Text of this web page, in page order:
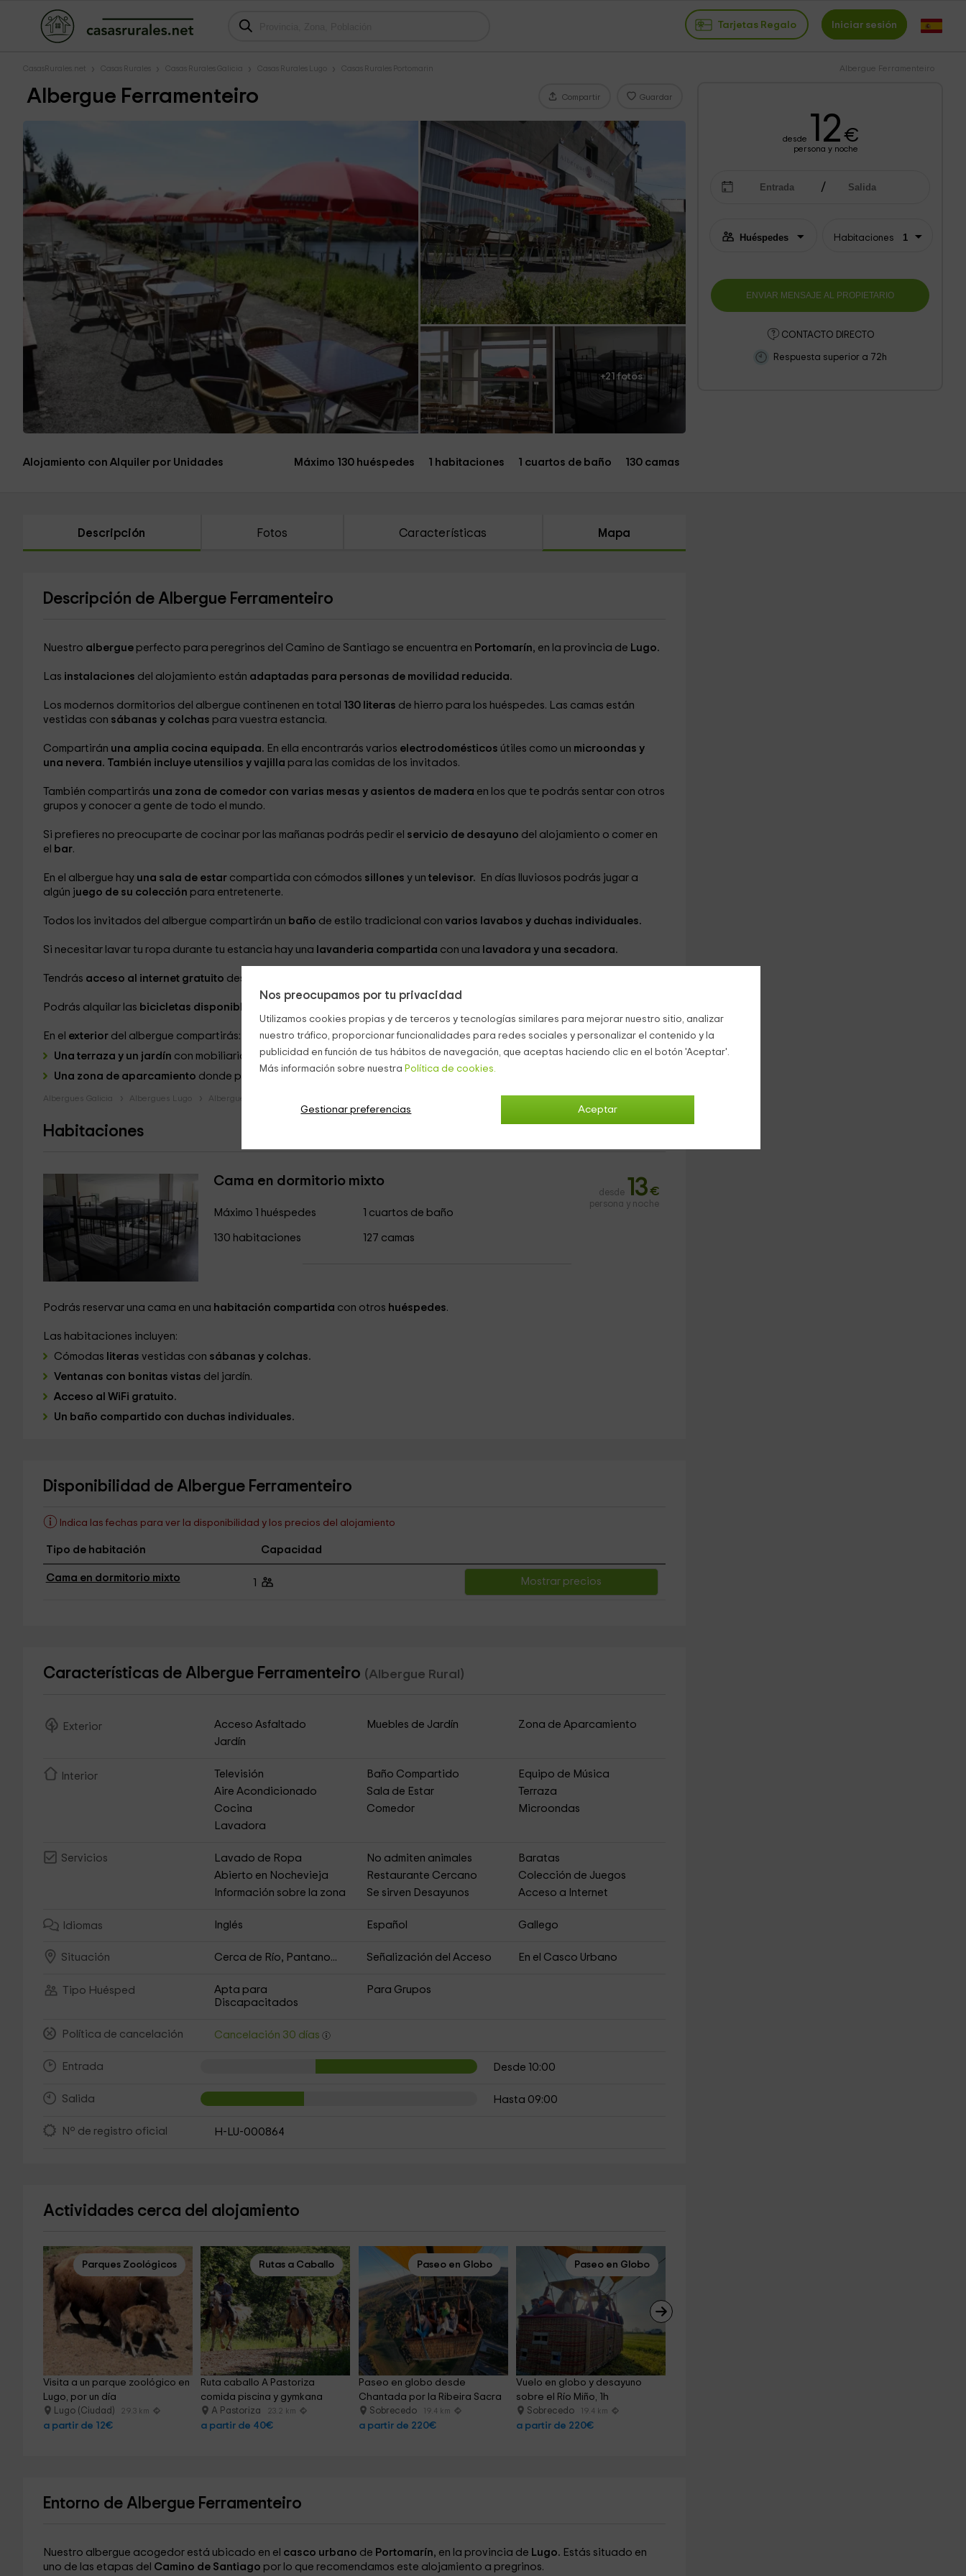
Nos preocupamos por tu privacidad
Utilizamos cookies propias y de terceros y tecnologías similares para mejorar nuestro sitio, analizar
nuestro tráfico, proporcionar funcionalidades para redes sociales y personalizar el contenido y la
publicidad en función de tus hábitos de navegación, que aceptas haciendo clic en el botón 'Aceptar'.
Más información sobre nuestra Política de cookies.
Aceptar
Gestionar preferencias
Tarjetas Regalo Iniciar sesión
CasasRurales.net Casas Rurales Casas Rurales Galicia Casas Rurales Lugo Casas Rurales Portomarin Albergue Ferramenteiro
Albergue Ferramenteiro Compartir Guardar
+21 fotos
desde 12€
persona y noche
Habitaciones
CONTACTO DIRECTO
Respuesta superior a 72h
Alojamiento con Alquiler por Unidades Máximo 130 huéspedes 1 habitaciones 1 cuartos de baño 130 camas
Descripción Fotos Características Mapa
Descripción de Albergue Ferramenteiro
Nuestro albergueperfecto para peregrinos del Camino de Santiago se encuentra en Portomarín, en la provincia de Lugo.
Las instalaciones del alojamiento están adaptadas para personas de movilidad reducida.
Los modernos dormitorios del albergue continenen en total 130 literas de hierro para los huéspedes. Las camas están
vestidas con sábanas y colchas para vuestra estancia.
Compartirán una amplia cocina equipada. En ella encontrarás varios electrodomésticos útiles como un microondas y
una nevera. También incluye utensilios y vajilla para las comidas de los invitados.
También compartirás una zona de comedor con varias mesas y asientos de madera en los que te podrás sentar con otros
grupos y conocer a gente de todo el mundo.
Si prefieres no preocuparte de cocinar por las mañanas podrás pedir el servicio de desayuno del alojamiento o comer en
el bar.
En el albergue hay una sala de estarcompartida con cómodos sillones y un televisor. En días lluviosos podrás jugar a
algún juego de su colección para entretenerte.
Todos los invitados del albergue compartirán un baño de estilo tradicional con varios lavabos y duchas individuales.
Si necesitar lavar tu ropa durante tu estancia hay una lavanderia compartida con una lavadora y una secadora.
Tendrás acceso al internet gratuito desde todo el albergue.
Podrás alquilar las bicicletas disponibles
En el exteriordel albergue compartirás:
Una terraza y un jardín con mobiliario en el que te podrás sentar a admirar el paisaje.
Una zona de aparcamiento donde puedes dejar tu vehículo.
Albergues Galicia Albergues Lugo Albergues Portomarin
Habitaciones
Cama en dormitorio mixto
Máximo 1 huéspedes
130 habitaciones
1 cuartos de baño
127 camas
desde 13€
persona y noche
Podrás reservar una cama en una habitación compartida con otros huéspedes.
Las habitaciones incluyen:
Cómodas literas vestidas con sábanas y colchas.
Ventanas con bonitas vistas del jardín.
Acceso al WiFi gratuito.
Un baño compartido con duchas individuales.
Disponibilidad de Albergue Ferramenteiro
Indica las fechas para ver la disponibilidad y los precios del alojamiento
Tipo de habitación Capacidad
Cama en dormitorio mixto 1 Mostrar precios
Características de Albergue Ferramenteiro (Albergue Rural)
Exterior Acceso Asfaltado Muebles de Jardín
Zona de Aparcamiento
Jardín
Interior Televisión Baño Compartido
Equipo de Música
Aire Acondicionado
Sala de Estar
Terraza
Cocina
Comedor
Microondas
Lavadora
Servicios Lavado de Ropa No admiten animales
Baratas
Abierto en Nochevieja
Restaurante Cercano
Colección de Juegos
Información sobre la zona
Se sirven Desayunos Acceso a Internet
Idiomas Inglés Español Gallego
Situación Cerca de Río, Pantano... Señalización del Acceso En el Casco Urbano
Tipo Huésped
Apta para
Discapacitados
Para Grupos
Política de cancelación Cancelación 30 días
Entrada Desde 10:00
Salida Hasta 09:00
Nº de registro oficial H-LU-000864
Actividades cerca del alojamiento
Parques Zoológicos
Visita a un parque zoológico en
Lugo, por un día
Lugo (Ciudad) 29.3 km
a partir de 12€
Rutas a Caballo
Ruta caballo A Pastoriza
comida piscina y gymkana
A Pastoriza 23.2 km
a partir de 40€
Paseo en Globo
Paseo en globo desde
Chantada por la Ribeira Sacra
Sobrecedo 19.4 km
a partir de 220€
Paseo en Globo
Vuelo en globo y desayuno
sobre el Río Miño, 1h
Sobrecedo 19.4 km
a partir de 220€
Entorno de Albergue Ferramenteiro
Nuestro albergue acogedor está ubicado en el casco urbano de Portomarín, en la provincia de Lugo. Estás situado en
uno de las etapas del Camino de Santiago por lo que recomendamos este alojamiento a pregrinos.